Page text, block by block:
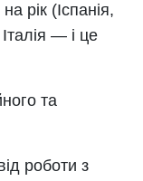
рік (Іспанія,
— і це
та
роботи з